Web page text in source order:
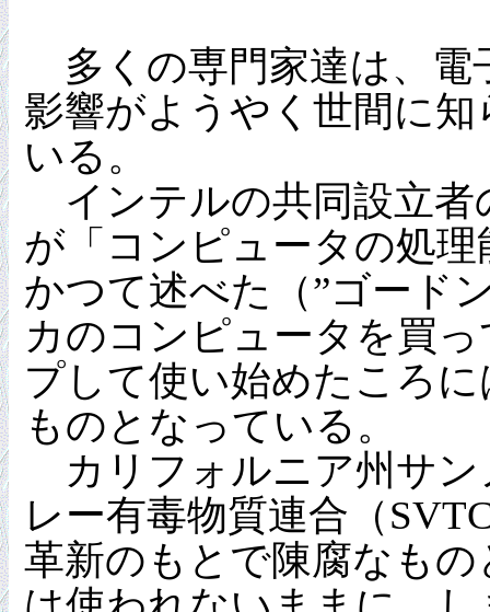
多くの専門家達は、電
影響がようやく世間に
いる。
インテルの共同設立者
が「コンピュータの処
かつて述べた（”ゴード
カのコンピュータを買
プして使い始めたころ
ものとなっている。
カリフォルニア州サン
レー有毒物質連合（
革新のもとで陳腐なも